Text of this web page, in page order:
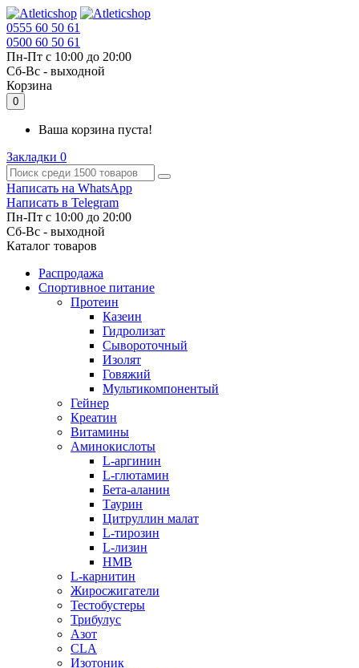
0555 60 50 61
0500 60 50 61
Пн-Пт с 10:00 до 20:00
Cб-Вс - выходной
Корзина
0
Ваша корзина пуста!
Закладки 0
Написать на WhatsApp
Написать в Telegram
Пн-Пт с 10:00 до 20:00
Cб-Вс - выходной
Каталог товаров
Распродажа
Спортивное питание
Протеин
Казеин
Гидролизат
Сывороточный
Изолят
Говяжий
Мультикомпонентый
Гейнер
Креатин
Витамины
Аминокислоты
L-аргинин
L-глютамин
Бета-аланин
Таурин
Цитруллин малат
L-тирозин
L-лизин
HMB
L-карнитин
Жиросжигатели
Тестобустеры
Трибулус
Азот
CLA
Изотоник